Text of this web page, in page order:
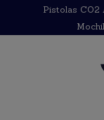
Pistolas CO2